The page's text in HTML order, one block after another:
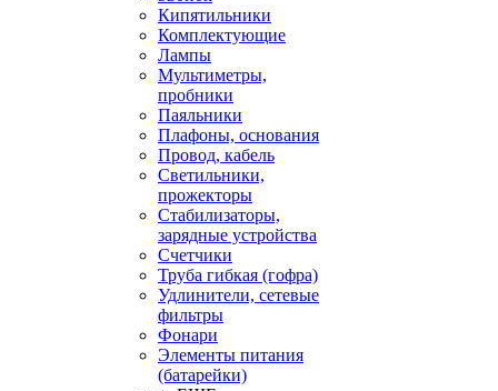
Кипятильники
Комплектующие
Лампы
Мультиметры,
пробники
Паяльники
Плафоны, основания
Провод, кабель
Светильники,
прожекторы
Стабилизаторы,
зарядные устройства
Счетчики
Труба гибкая (гофра)
Удлинители, сетевые
фильтры
Фонари
Элементы питания
(батарейки)